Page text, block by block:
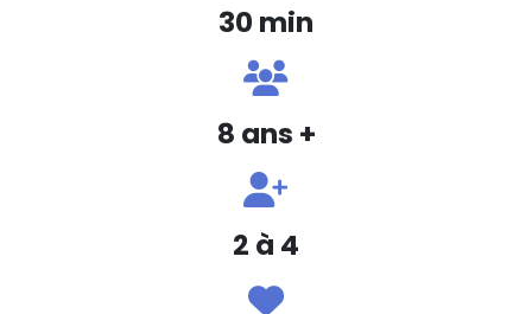
30 min
8 ans +
2 à 4